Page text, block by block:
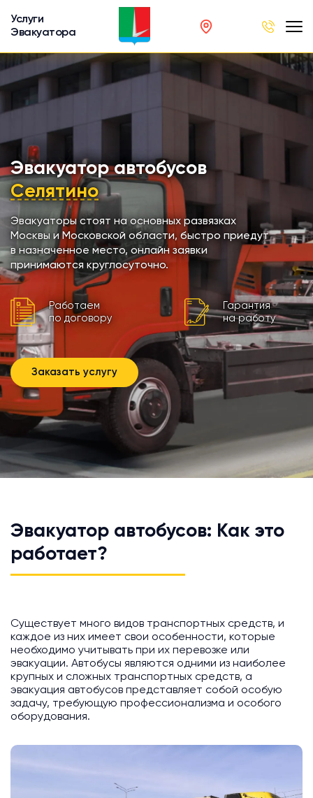
Услуги
Эвакуатора
Эвакуатор автобусов
Селятино
Эвакуаторы стоят на основных развязках
Москвы и Московской области, быстро приедут
в назначенное место, онлайн заявки
принимаются круглосуточно.
Работаем
по договору
Гарантия
на работу
Заказать услугу
Эвакуатор автобусов: Как это
работает?
Существует много видов транспортных средств, и
каждое из них имеет свои особенности, которые
необходимо учитывать при их перевозке или
эвакуации. Автобусы являются одними из наиболее
крупных и сложных транспортных средств, а
эвакуация автобусов представляет собой особую
задачу, требующую профессионализма и особого
оборудования.